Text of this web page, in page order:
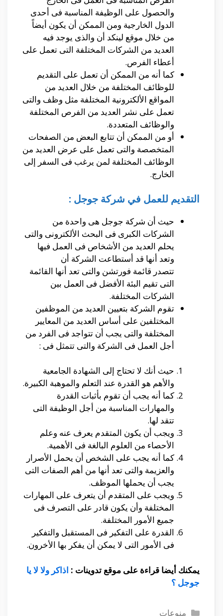
والحصول على الوظيفة المناسبة فى أحدى
الدول الخارجية ومن الممكن أن يكون أيضاً
من خلال موقع لينكد أن والذى يوجد فيه
العديد من الشركات المختلفة التى تعمل على
أعطاء الفرص.
كما أنه من الممكن أن تعمل على التقديم
للوظائف المختلفة من خلال العديد من
المواقع الألكترونية المختلفة مثل وظف والتى
تعمل على نشر العديد من الفرص المختلفة
والوظائف المتعددة.
أو من الممكن أن تتابع البعض من الصفحات
المتخصصة والتى تعمل على عرض العديد من
الوظائف المختلفة لمن يرغب فى السفر إلى
الخارج.
التقديم للعمل في شركة جوجل :
حيث أن شركة جوجل هى واحدة من
الشركات الكبرى فى البحث الألكترونى والتى
يحلم العديد من الأشخاص فى العمل فيها
وتعد أنها قد أستطاعت الشركة أن
تتصدر قائمة فورتشن والتى تعد أنها القائمة
التى تقيم البئة الأفضل فى العمل بين
الشركات المختلفة.
تقوم الشركة بتعيين العديد من الموظفين
المختلفين على أساس العديد من المعايير
المختلفة والتى يجب أن تتواجد فى الفرد من
أجل العمل فى الشركة والتى تتمثل فى :
حيث أنك لا تحتاج إلى الشهادة الجامعية
والأهم هو القدرة عند التعلم والموهبة الكبيرة.
كما أنه يجب أن تقوم بأثبات القدرة
والمهارات المناسبة من أجل الوظيفة التى
تتقد لها.
ويجب أن يكون المتقدم يعرف عنه وعلم
الأحصاء من العلوم البالغة فى الأهمية.
كما أنه يجب على الشخص أن يحمل الأصرار
والعزيمة والتى تعد أنها من أهم الصفات التى
يجب أن يحملها الموظف.
ويجب على المتقدم أن يتعرف على المهارات
المختلفة وأن يكون قادر على التصرف فى
جميع الأمور المختلفة.
القدرة على التفكير فى المستقبل والتفكير
فى الأمور التى لا يمكن أن يفكر بها الأخرون.
يمكنك أيضا قراءة على موقع تدوينات : اذاكر ولا لا يا
جوجل ؟
التصنيفات
منوعات